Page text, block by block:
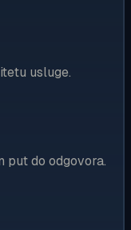
usluge.
put do odgovora.